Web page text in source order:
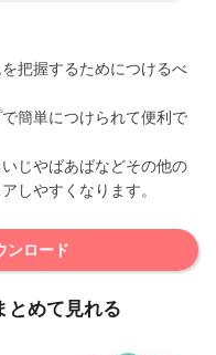
把握するためにつけるべ
簡単につけられて便利で
じやばあばなどその他の
しやすくなります。
ンロード
とめて見れる